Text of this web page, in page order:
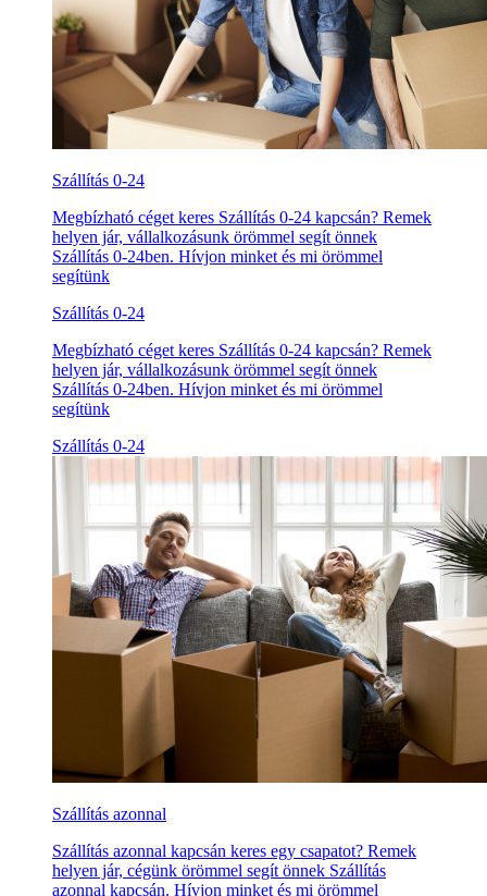
Szállítás 0-24
Megbízható céget keres Szállítás 0-24 kapcsán? Remek
helyen jár, vállalkozásunk örömmel segít önnek
Szállítás 0-24ben. Hívjon minket és mi örömmel
segítünk
Szállítás 0-24
Megbízható céget keres Szállítás 0-24 kapcsán? Remek
helyen jár, vállalkozásunk örömmel segít önnek
Szállítás 0-24ben. Hívjon minket és mi örömmel
segítünk
Szállítás 0-24
Szállítás azonnal
Szállítás azonnal kapcsán keres egy csapatot? Remek
helyen jár, cégünk örömmel segít önnek Szállítás
azonnal kapcsán. Hívjon minket és mi örömmel